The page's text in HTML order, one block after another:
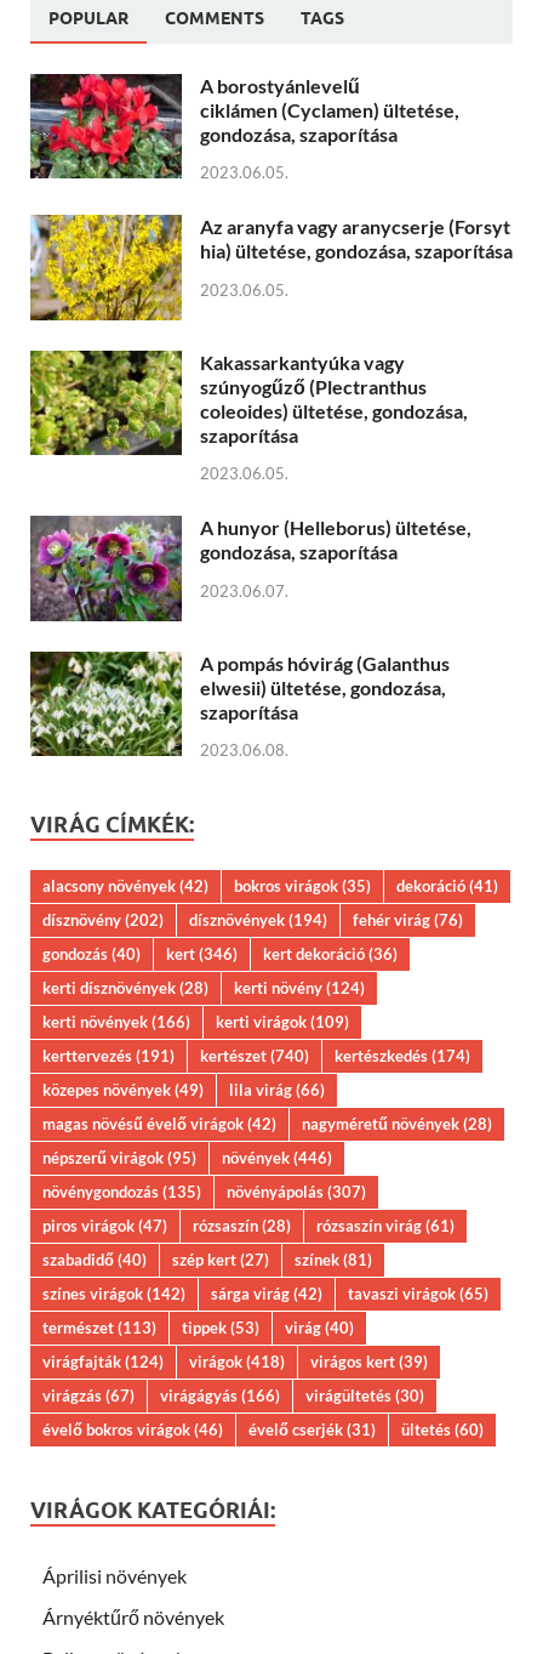
POPULAR COMMENTS TAGS
A borostyánlevelű
ciklámen (Cyclamen) ültetése,
gondozása, szaporítása
2023.06.05.
Az aranyfa vagy aranycserje (Forsyt
hia) ültetése, gondozása, szaporítása
2023.06.05.
Kakassarkantyúka vagy
szúnyogűző (Plectranthus
coleoides) ültetése, gondozása,
szaporítása
2023.06.05.
A hunyor (Helleborus) ültetése,
gondozása, szaporítása
2023.06.07.
A pompás hóvirág (Galanthus
elwesii) ültetése, gondozása,
szaporítása
2023.06.08.
VIRÁG CÍMKÉK:
alacsony növények(42) bokros virágok(35) dekoráció(41)
dísznövény(202) dísznövények(194) fehér virág(76)
gondozás(40) kert(346) kert dekoráció(36)
kerti dísznövények(28) kerti növény(124)
kerti növények(166) kerti virágok(109)
kerttervezés(191) kertészet(740) kertészkedés(174)
közepes növények(49) lila virág(66)
magas növésű évelő virágok(42) nagyméretű növények(28)
népszerű virágok(95) növények(446)
növénygondozás(135) növényápolás(307)
piros virágok(47) rózsaszín(28) rózsaszín virág(61)
szabadidő(40) szép kert(27) színek(81)
színes virágok(142) sárga virág(42) tavaszi virágok(65)
természet(113) tippek(53) virág(40)
virágfajták(124) virágok(418) virágos kert(39)
virágzás(67) virágágyás(166) virágültetés(30)
évelő bokros virágok(46) évelő cserjék(31) ültetés(60)
VIRÁGOK KATEGÓRIÁI:
Áprilisi növények
Árnyéktűrő növények